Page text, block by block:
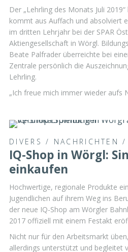
Der „Lehrling des Monats Juli
kommt aus Auffach und absolviert
im dritten Lehrjahr bei der SPAR
Aktiengesellschaft in Wörgl.
Beate Palfrader überreichte bei
Zentrale persönlich die
Lehrling.
„Ich freue mich immer wieder aufs
DIVERS / NACHRICHTEN
IQ-Shop in Wörgl:
einkaufen
Hochwertige, regionale Produkte
Jugendlichen auf ihrem Weg ins
der neue IQ-Shop am Wörgler
2017 offiziell mit einem Festakt
Nicht nur für den Arbeitsmarkt
allerdings unterstützt und begleitet